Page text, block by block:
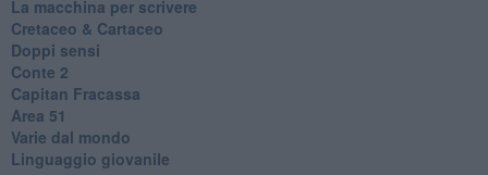
La macchina per scrivere
Cretaceo & Cartaceo
Doppi sensi
​Conte 2
​Capitan Fracassa
​Area 51
Varie dal mondo
​Linguaggio giovanile